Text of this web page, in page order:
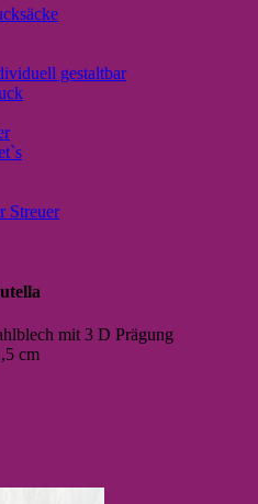
gestaltbar
Streuer
mit 3 D Prägung
cm